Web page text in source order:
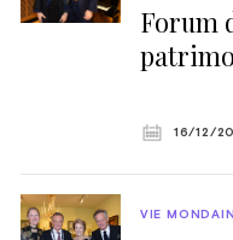
Forum
16/12/
VIE